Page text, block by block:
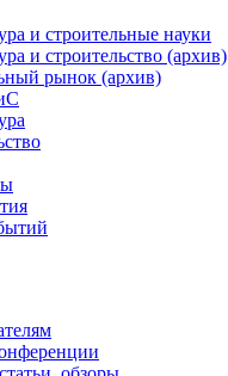
и строительные науки
и строительство (архив)
рынок (архив)